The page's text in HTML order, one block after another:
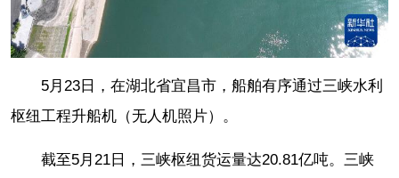
5月23日，在湖北省宜昌市，船舶有序通过三峡水利
枢纽工程升船机（无人机照片）。
截至5月21日，三峡枢纽货运量达20.81亿吨。三峡